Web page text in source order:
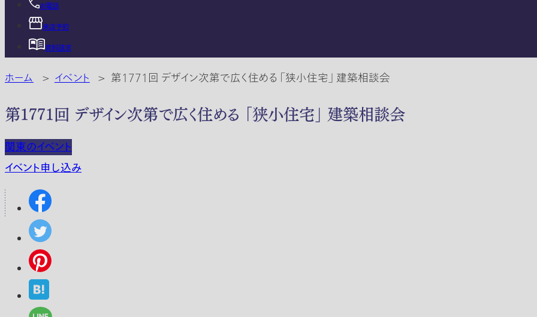
お電話
来店予約
資料請求
ホーム > イベント > 第1771回 デザイン次第で広く住める 「狭小住宅」 建築相談会
第1771回 デザイン次第で広く住める 「狭小住宅」 建築相談会
関東のイベント
イベント申し込み